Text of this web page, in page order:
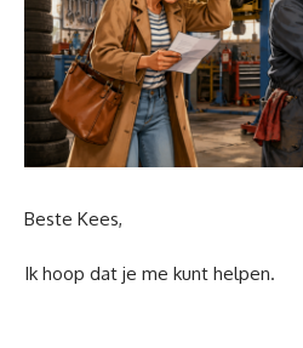
Beste Kees,
Ik hoop dat je me kunt helpen.